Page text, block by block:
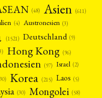
(48) Asien (611)
(4) Austronesien (3)
(1521) Deutschland (9)
Hong Kong (96)
(97) Israel (2)
Korea (215) Laos (5)
(30) Mongolei (58)